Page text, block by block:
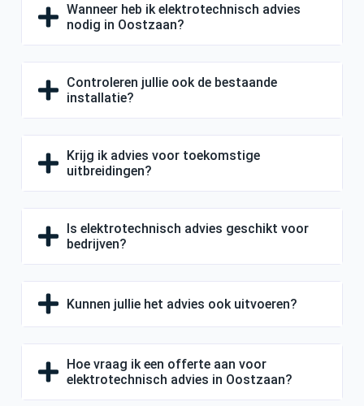
Wanneer heb ik elektrotechnisch advies
nodig in Oostzaan?
Controleren jullie ook de bestaande
installatie?
Krijg ik advies voor toekomstige
uitbreidingen?
Is elektrotechnisch advies geschikt voor
bedrijven?
Kunnen jullie het advies ook uitvoeren?
Hoe vraag ik een offerte aan voor
elektrotechnisch advies in Oostzaan?